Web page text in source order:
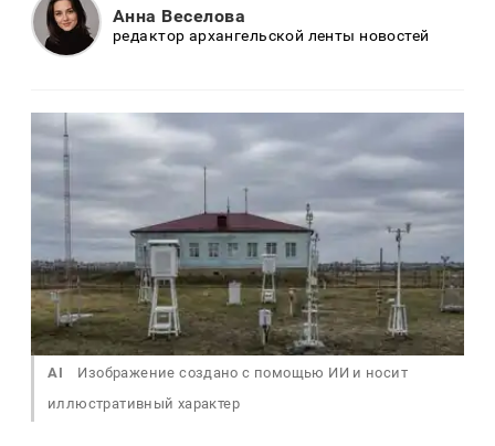
Анна Веселова
редактор архангельской ленты новостей
AI
Изображение создано с помощью ИИ и носит
иллюстративный характер